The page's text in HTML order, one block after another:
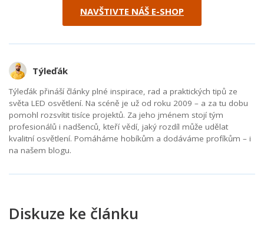
NAVŠTIVTE NÁŠ E-SHOP
Týleďák
Týleďák přináší články plné inspirace, rad a praktických tipů ze
světa LED osvětlení. Na scéně je už od roku 2009 – a za tu dobu
pomohl rozsvítit tisíce projektů. Za jeho jménem stojí tým
profesionálů i nadšenců, kteří vědí, jaký rozdíl může udělat
kvalitní osvětlení. Pomáháme hobíkům a dodáváme profíkům – i
na našem blogu.
Diskuze ke článku